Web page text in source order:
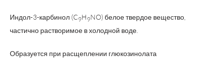
Индол-3-карбинол (C9H9NO) белое твердое вещество,
частично растворимое в холодной воде.
Образуется при расщеплении глюкозинолата